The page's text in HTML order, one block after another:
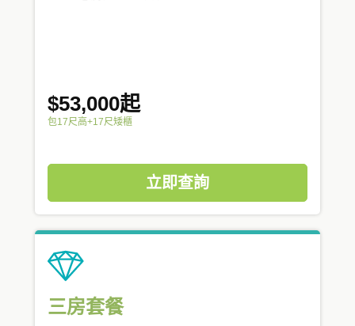
$53,000起
包17尺高+17尺矮櫃
立即查詢
三房套餐